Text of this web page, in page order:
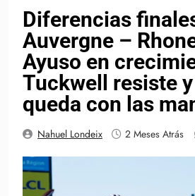
Diferencias
Auvergne –
Ayuso en
Tuckwell resiste
queda con las
Nahuel Londeix 2 Meses Atrás